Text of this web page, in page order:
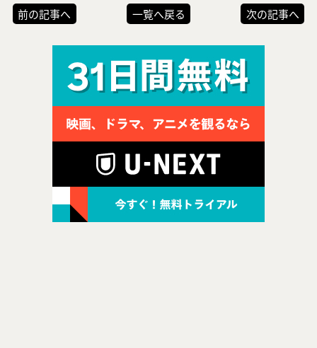
前の記事へ 一覧へ戻る 次の記事へ